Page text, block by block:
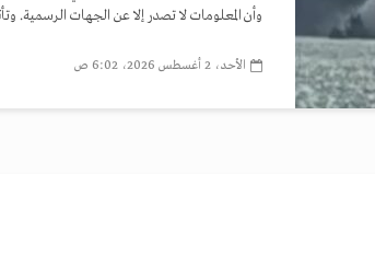
وأن المعلومات لا تصدر إلا عن الجهات الرسمية.
الأحد، 2 أغسطس 2026، 6:02 ص